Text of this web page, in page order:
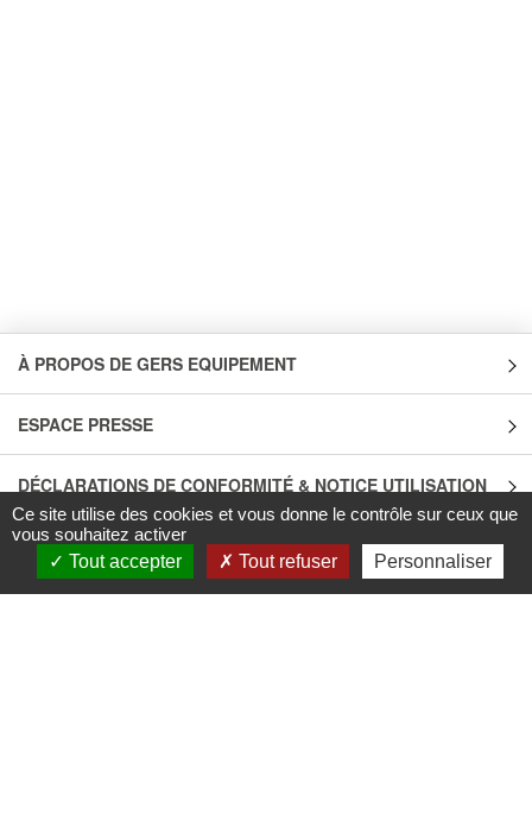
À PROPOS DE GERS EQUIPEMENT
ESPACE PRESSE
DÉCLARATIONS DE CONFORMITÉ & NOTICE UTILISATION
INFOS TRI
Ce site utilise des cookies et vous donne le contrôle sur ceux que
vous souhaitez activer
Tout accepter
Tout refuser Personnaliser